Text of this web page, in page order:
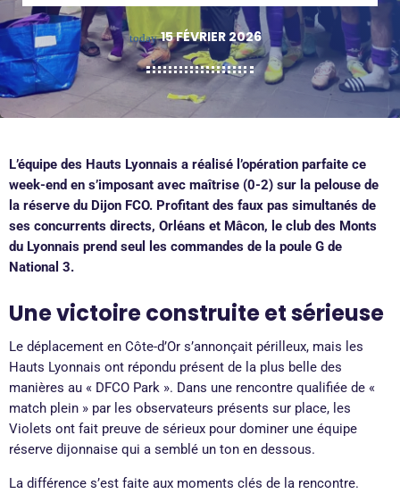
today 15 FÉVRIER 2026
L’équipe des Hauts Lyonnais a réalisé l’opération parfaite ce
week-end en s’imposant avec maîtrise (0-2) sur la pelouse de
la réserve du Dijon FCO. Profitant des faux pas simultanés de
ses concurrents directs, Orléans et Mâcon, le club des Monts
du Lyonnais prend seul les commandes de la poule G de
National 3.
Une victoire construite et sérieuse
Le déplacement en Côte-d’Or s’annonçait périlleux, mais les
Hauts Lyonnais ont répondu présent de la plus belle des
manières au « DFCO Park ». Dans une rencontre qualifiée de «
match plein » par les observateurs présents sur place, les
Violets ont fait preuve de sérieux pour dominer une équipe
réserve dijonnaise qui a semblé un ton en dessous.
La différence s’est faite aux moments clés de la rencontre.